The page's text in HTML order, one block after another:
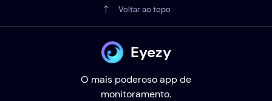
Voltar ao topo
Eyezy
O mais poderoso app de
monitoramento.